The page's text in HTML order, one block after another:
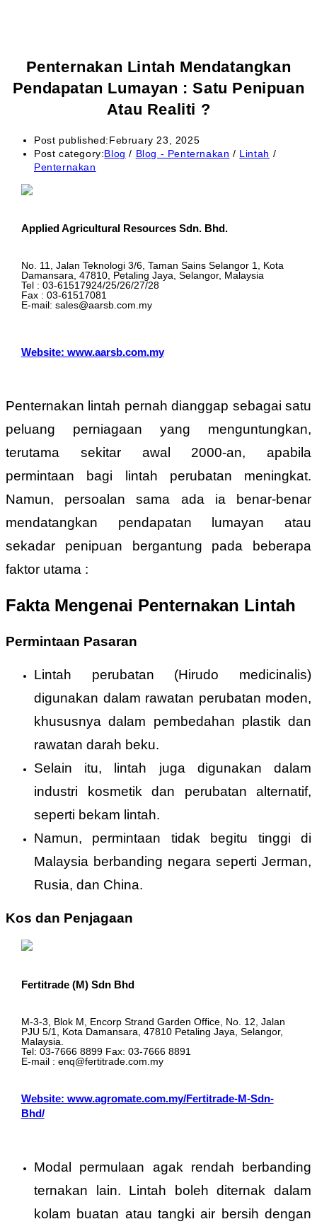
Penternakan Lintah Mendatangkan
Pendapatan Lumayan : Satu Penipuan
Atau Realiti ?
Post published:February 23, 2025
Post category:Blog / Blog - Penternakan / Lintah /
Penternakan
Applied Agricultural Resources Sdn. Bhd.
No. 11, Jalan Teknologi 3/6, Taman Sains Selangor 1, Kota
Damansara, 47810, Petaling Jaya, Selangor, Malaysia
Tel : 03-61517924/25/26/27/28
Fax : 03-61517081
E-mail: sales@aarsb.com.my
Website: www.aarsb.com.my
Penternakan lintah pernah dianggap sebagai satu
peluang perniagaan yang menguntungkan,
terutama sekitar awal 2000-an, apabila
permintaan bagi lintah perubatan meningkat.
Namun, persoalan sama ada ia benar-benar
mendatangkan pendapatan lumayan atau
sekadar penipuan bergantung pada beberapa
faktor utama :
Fakta Mengenai Penternakan Lintah
Permintaan Pasaran
Lintah perubatan (Hirudo medicinalis)
digunakan dalam rawatan perubatan moden,
khususnya dalam pembedahan plastik dan
rawatan darah beku.
Selain itu, lintah juga digunakan dalam
industri kosmetik dan perubatan alternatif,
seperti bekam lintah.
Namun, permintaan tidak begitu tinggi di
Malaysia berbanding negara seperti Jerman,
Rusia, dan China.
Kos dan Penjagaan
Fertitrade (M) Sdn Bhd
M-3-3, Blok M, Encorp Strand Garden Office, No. 12, Jalan
PJU 5/1, Kota Damansara, 47810 Petaling Jaya, Selangor,
Malaysia.
Tel: 03-7666 8899 Fax: 03-7666 8891
E-mail : enq@fertitrade.com.my
Website: www.agromate.com.my/Fertitrade-M-Sdn-
Bhd/
Modal permulaan agak rendah berbanding
ternakan lain. Lintah boleh diternak dalam
kolam buatan atau tangki air bersih dengan